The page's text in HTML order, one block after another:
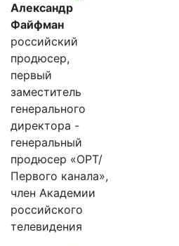
Александр
Файфман
российский
продюсер,
первый
заместитель
генерального
директора -
генеральный
продюсер «ОРТ/
Первого канала»,
член Академии
российского
телевидения